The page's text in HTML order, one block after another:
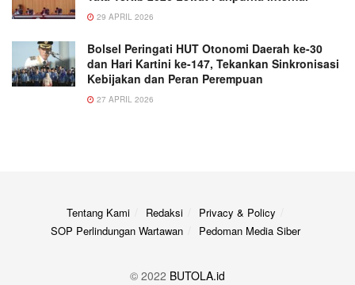
29 APRIL 2026
Bolsel Peringati HUT Otonomi Daerah ke-30
dan Hari Kartini ke-147, Tekankan Sinkronisasi
Kebijakan dan Peran Perempuan
27 APRIL 2026
Tentang Kami Redaksi
Privacy & Policy
SOP Perlindungan Wartawan
Pedoman Media Siber
© 2022 BUTOLA.id